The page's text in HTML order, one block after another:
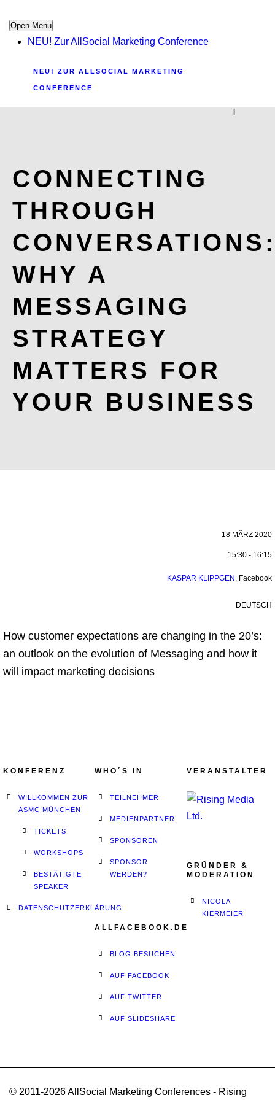
Open Menu
NEU! Zur AllSocial Marketing Conference
NEU! ZUR ALLSOCIAL MARKETING
CONFERENCE
|
CONNECTING
THROUGH
WHY A
MESSAGING
STRATEGY
MATTERS FOR
YOUR BUSINESS
18 MÄRZ 2020
15:30 - 16:15
KASPAR KLIPPGEN , Facebook
DEUTSCH
How customer expectations are changing in the 20’s:
an outlook on the evolution of Messaging and how it
will impact marketing decisions
KONFERENZ
WILLKOMMEN ZUR
ASMC MÜNCHEN
TICKETS
WORKSHOPS
BESTÄTIGTE
SPEAKER
DATENSCHUTZERKLÄRUNG
WHO´S IN
TEILNEHMER
MEDIENPARTNER
SPONSOREN
SPONSOR
WERDEN?
ALLFACEBOOK.DE
BLOG BESUCHEN
AUF FACEBOOK
AUF TWITTER
AUF SLIDESHARE
VERANSTALTER
GRÜNDER &
MODERATION
NICOLA
KIERMEIER
© 2011-2026 AllSocial Marketing Conferences - Rising